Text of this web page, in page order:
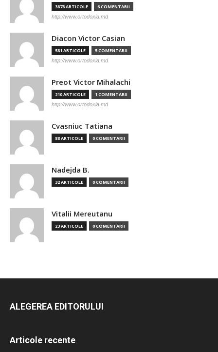
3878 ARTICOLE 6 COMENTARII
http://www.ortodoxia.md
Diacon Victor Casian
581 ARTICOLE 5 COMENTARII
http://www.ortodoxia.md
Preot Victor Mihalachi
210 ARTICOLE 1 COMENTARII
http://www.ortodoxia.md
Cvasniuc Tatiana
88 ARTICOLE 0 COMENTARII
Nadejda B.
32 ARTICOLE 0 COMENTARII
Vitalii Mereutanu
23 ARTICOLE 0 COMENTARII
ALEGEREA EDITORULUI
Articole recente